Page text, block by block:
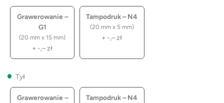
Grawerowanie –
G1
(20 mm x 15 mm)
+ -,–zł
Tampodruk – N4
(20 mm x 5 mm)
+ -,–zł
Tył
Grawerowanie –
Tampodruk – N4